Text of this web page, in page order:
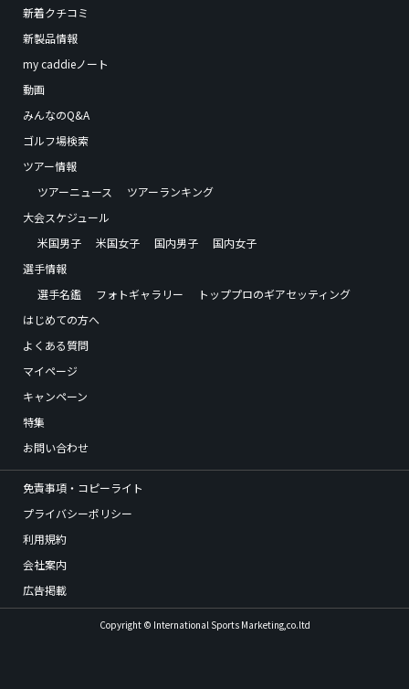
新着クチコミ
新製品情報
my caddieノート
動画
みんなのQ&A
ゴルフ場検索
ツアー情報
ツアーニュース
ツアーランキング
大会スケジュール
米国男子
米国女子 国内男子
国内女子
選手情報
選手名鑑
フォトギャラリー
トッププロのギアセッティング
はじめての方へ
よくある質問
マイページ
キャンペーン
特集
お問い合わせ
免責事項・コピーライト
プライバシーポリシー
利用規約
会社案内
広告掲載
Copyright © International Sports Marketing,co.ltd